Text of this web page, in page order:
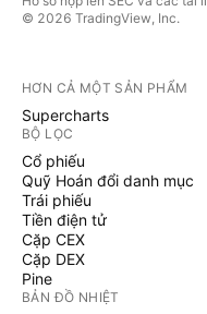
© 2026 TradingView, Inc.
HƠN CẢ MỘT SẢN PHẨM
Supercharts
BỘ LỌC
Cổ phiếu
Quỹ Hoán đổi danh mục
Trái phiếu
Tiền điện tử
Cặp CEX
Cặp DEX
Pine
BẢN ĐỒ NHIỆT